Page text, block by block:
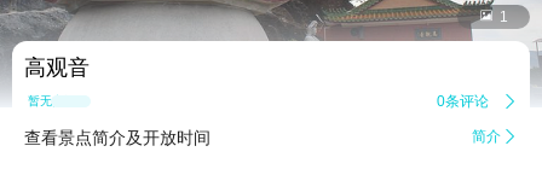
 1
高观音
暂无点评 0条评论 
查看景点简介及开放时间 简介 